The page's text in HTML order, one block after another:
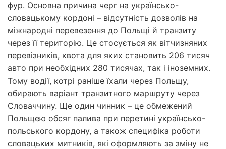
фур. Основна причина черг на українсько-
словацькому кордоні – відсутність дозволів на
міжнародні перевезення до Польщі й транзиту
через її територію. Це стосується як вітчизняних
перевізників, квота для яких становить 206 тисяч
авто при необхідних 280 тисячах, так і іноземних.
Тому водії, котрі раніше їхали через Польщу,
обирають варіант транзитного маршруту через
Словаччину. Ще один чинник – це обмежений
Польщею обсяг палива при перетині українсько-
польського кордону, а також специфіка роботи
словацьких митників, які оформляють за зміну не